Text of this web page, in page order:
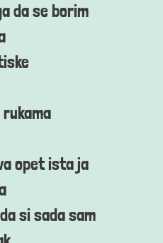
da se borim
opet ista ja
si sada sam